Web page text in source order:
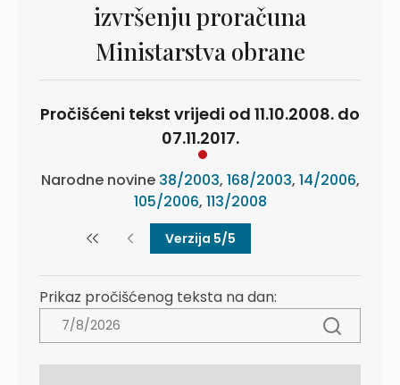
izvršenju proračuna
Ministarstva obrane
Pročišćeni tekst vrijedi od 11.10.2008. do
07.11.2017.
Narodne novine 38/2003, 168/2003, 14/2006,
105/2006, 113/2008
Verzija 5/5
Prikaz pročišćenog teksta na dan: